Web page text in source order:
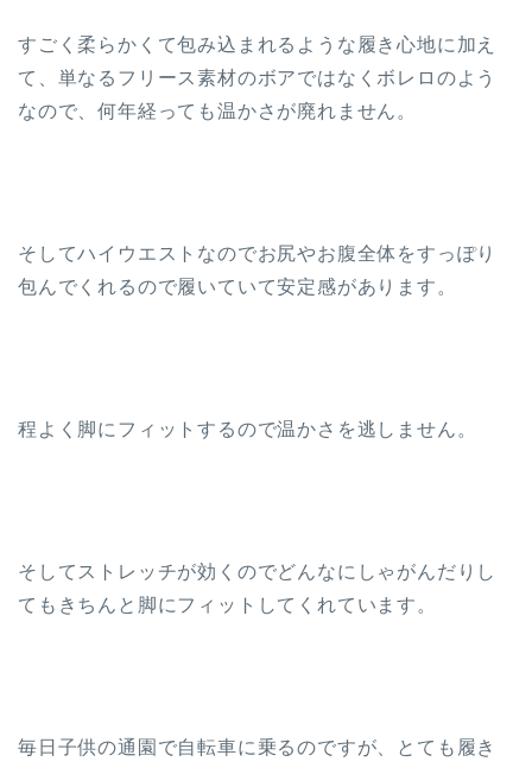
すごく柔らかくて包み込まれるような履き心地に加え
て、単なるフリース素材のボアではなくボレロのよう
なので、何年経っても温かさが廃れません。
そしてハイウエストなのでお尻やお腹全体をすっぽり
包んでくれるので履いていて安定感があります。
程よく脚にフィットするので温かさを逃しません。
そしてストレッチが効くのでどんなにしゃがんだりし
てもきちんと脚にフィットしてくれています。
毎日子供の通園で自転車に乗るのですが、とても履き